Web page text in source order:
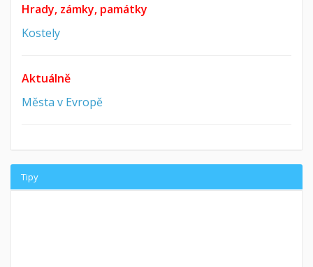
Hrady, zámky, památky
Kostely
Aktuálně
Města v Evropě
Tipy